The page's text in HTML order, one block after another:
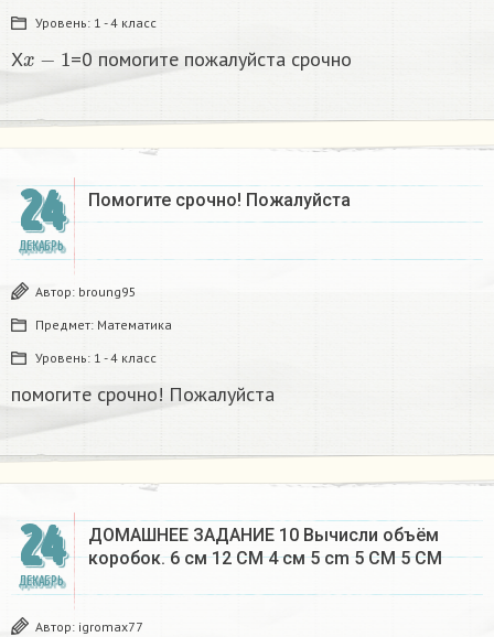
Уровень: 1 - 4 класс
X =0 помогите пожалуйста срочно
24
ДЕКАБРЬ
Помогите срочно! Пожалуйста
Автор: broung95
Предмет: Математика
Уровень: 1 - 4 класс
помогите срочно! Пожалуйста
24
ДЕКАБРЬ
ДОМАШНЕЕ ЗАДАНИЕ 10 Вычисли объём
коробок. 6 см 12 CM 4 см 5 cm 5 CM 5 CM​
Автор: igromax77